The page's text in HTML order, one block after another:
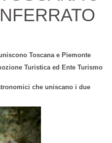
Toscana e Piemonte
Turistica ed Ente Turismo
che uniscano i due